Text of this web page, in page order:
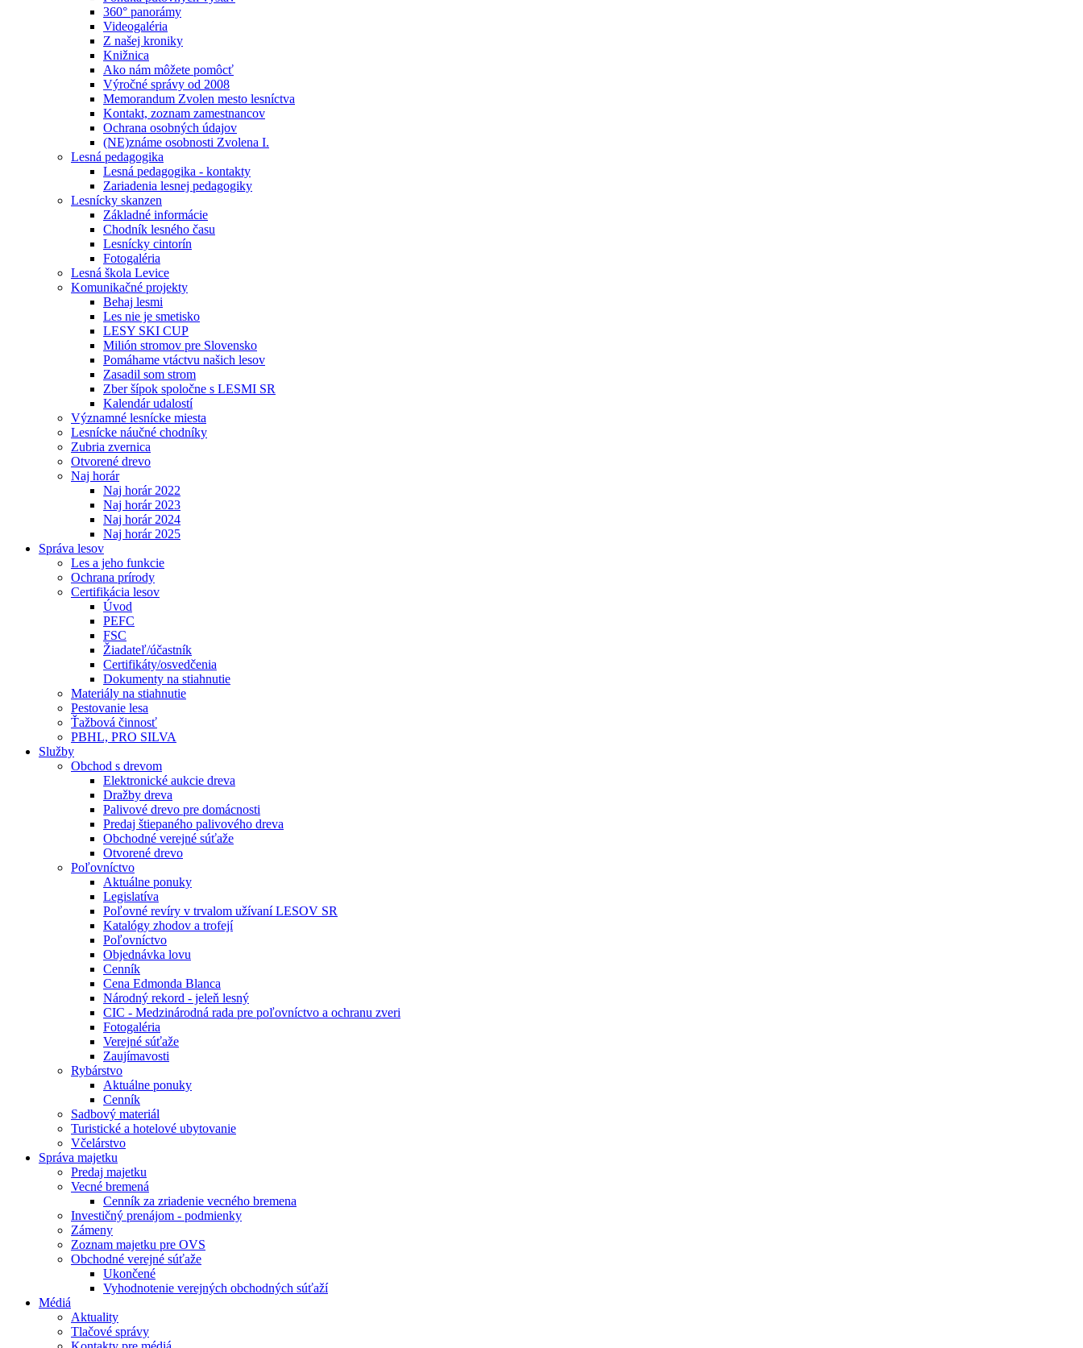
360° panorámy
Videogaléria
Z našej kroniky
Knižnica
Ako nám môžete pomôcť
Výročné správy od 2008
Memorandum Zvolen mesto lesníctva
Kontakt, zoznam zamestnancov
Ochrana osobných údajov
(NE)známe osobnosti Zvolena I.
Lesná pedagogika
Lesná pedagogika - kontakty
Zariadenia lesnej pedagogiky
Lesnícky skanzen
Základné informácie
Chodník lesného času
Lesnícky cintorín
Fotogaléria
Lesná škola Levice
Komunikačné projekty
Behaj lesmi
Les nie je smetisko
LESY SKI CUP
Milión stromov pre Slovensko
Pomáhame vtáctvu našich lesov
Zasadil som strom
Zber šípok spoločne s LESMI SR
Kalendár udalostí
Významné lesnícke miesta
Lesnícke náučné chodníky
Zubria zvernica
Otvorené drevo
Naj horár
Naj horár 2022
Naj horár 2023
Naj horár 2024
Naj horár 2025
Správa lesov
Les a jeho funkcie
Ochrana prírody
Certifikácia lesov
Úvod
PEFC
FSC
Žiadateľ/účastník
Certifikáty/osvedčenia
Dokumenty na stiahnutie
Materiály na stiahnutie
Pestovanie lesa
Ťažbová činnosť
PBHL, PRO SILVA
Služby
Obchod s drevom
Elektronické aukcie dreva
Dražby dreva
Palivové drevo pre domácnosti
Predaj štiepaného palivového dreva
Obchodné verejné súťaže
Otvorené drevo
Poľovníctvo
Aktuálne ponuky
Legislatíva
Poľovné revíry v trvalom užívaní LESOV SR
Katalógy zhodov a trofejí
Poľovníctvo
Objednávka lovu
Cenník
Cena Edmonda Blanca
Národný rekord - jeleň lesný
CIC - Medzinárodná rada pre poľovníctvo a ochranu zveri
Fotogaléria
Verejné súťaže
Zaujímavosti
Rybárstvo
Aktuálne ponuky
Cenník
Sadbový materiál
Turistické a hotelové ubytovanie
Včelárstvo
Správa majetku
Predaj majetku
Vecné bremená
Cenník za zriadenie vecného bremena
Investičný prenájom - podmienky
Zámeny
Zoznam majetku pre OVS
Obchodné verejné súťaže
Ukončené
Vyhodnotenie verejných obchodných súťaží
Médiá
Aktuality
Tlačové správy